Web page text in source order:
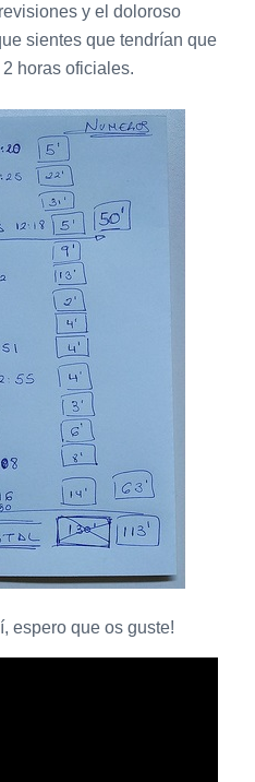
y el doloroso
sientes que tendrían que
horas oficiales.
espero que os guste!